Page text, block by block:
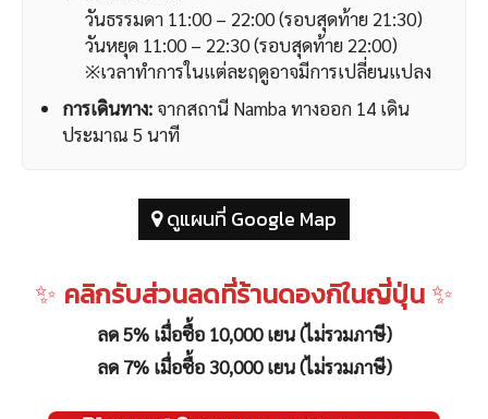
วันธรรมดา 11:00 – 22:00 (รอบสุดท้าย 21:30)
วันหยุด 11:00 – 22:30 (รอบสุดท้าย 22:00)
※เวลาทำการในแต่ละฤดูอาจมีการเปลี่ยนแปลง
การเดินทาง: จากสถานี Namba ทางออก 14 เดิน
ประมาณ 5 นาที
ดูแผนที่ Google Map
✨ คลิกรับส่วนลดที่ร้านดองกิในญี่ปุ่น ✨
ลด 5% เมื่อซื้อ 10,000 เยน (ไม่รวมภาษี)
ลด 7% เมื่อซื้อ 30,000 เยน (ไม่รวมภาษี)